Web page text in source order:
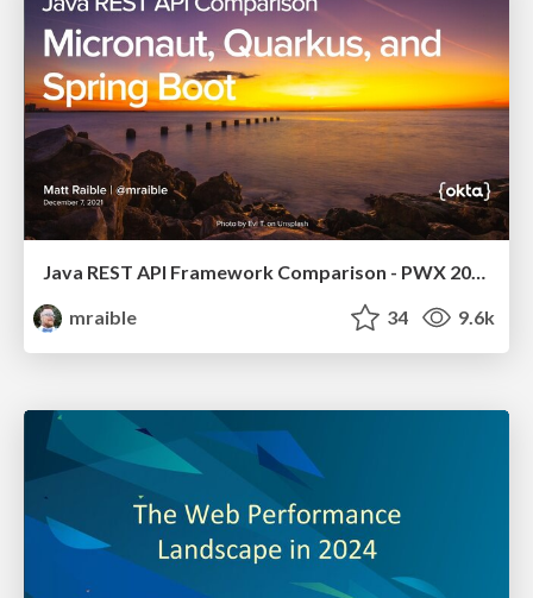
Java REST API Framework Comparison - PWX 2021
mraible
34 9.6k